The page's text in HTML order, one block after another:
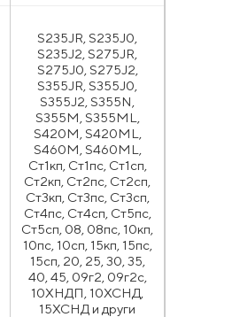
S235JR, S235J0,
S235J2, S275JR,
S275J0, S275J2,
S355JR, S355J0,
S355J2, S355N,
S355M, S355ML,
S420M, S420ML,
S460M, S460ML,
Ст1кп, Ст1пс, Ст1сп,
Ст2кп, Ст2пс, Ст2сп,
Ст3кп, Ст3пс, Ст3сп,
Ст4пс, Ст4сп, Ст5пс,
Ст5сп, 08, 08пс, 10кп,
10пс, 10сп, 15кп, 15пс,
15сп, 20, 25, 30, 35,
40, 45, 09г2, 09г2с,
10ХНДП, 10ХСНД,
15ХСНД и други